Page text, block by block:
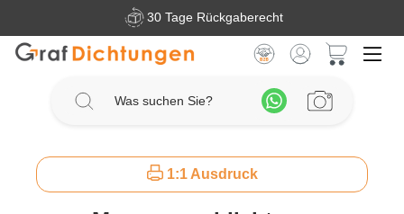
Zum Hauptinhalt springen30 Tage Rückgaberecht
1:1 Ausdruck